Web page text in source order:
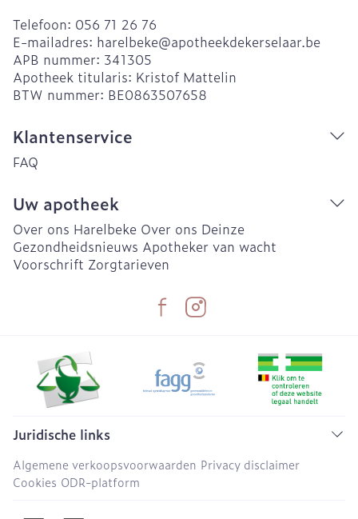
Telefoon: 056 71 26 76
E-mailadres: harelbeke@apotheekdekerselaar.be
APB nummer: 341305
Apotheek titularis: Kristof Mattelin
BTW nummer: BE0863507658
Klantenservice
FAQ
Uw apotheek
Over ons Harelbeke Over ons Deinze
Gezondheidsnieuws Apotheker van wacht
Voorschrift Zorgtarieven
Juridische links
Algemene verkoopsvoorwaarden Privacy disclaimer
Cookies ODR-platform